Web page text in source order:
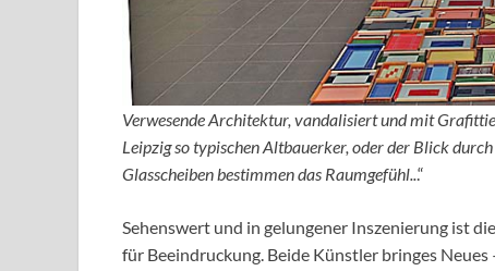
Verwesende Architektur, vandalisiert und mit
Leipzig so typischen Altbauerker, oder der Blick
Glasscheiben bestimmen das Raumgefühl...“
Sehenswert und in gelungener Inszenierung ist
für Beeindruckung. Beide Künstler bringes